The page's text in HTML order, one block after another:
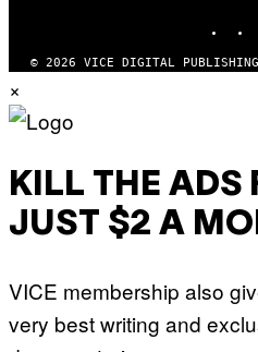
© 2026 VICE DIGITAL
×
KILL THE ADS
JUST $2 A
VICE membership also
very best writing and